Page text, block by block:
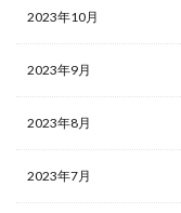
2023年10月
2023年9月
2023年8月
2023年7月